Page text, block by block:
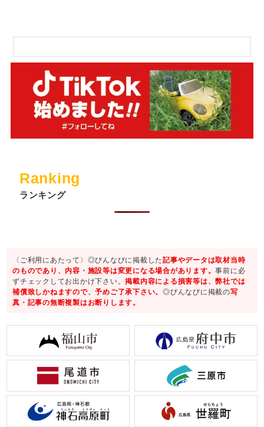
Ranking
ランキング
〈ご利用にあたって〉◎びんなびに掲載した記事やデータは取材当時
のものであり、内容・施設等は変更になる場合があります。事前に必
ずチェックしてお出かけ下さい。掲載内容による損害等は、弊社では
補償致しかねますので、予めご了承下さい。◎びんなびに掲載の写
真・記事の無断複製はお断りします。